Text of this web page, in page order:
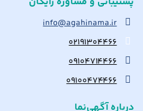
info@agahinama.ir
۰۲۱۹۱۳۰۴۴۶۶
۰۹۱۰۴۷۱۴۴۶۶
۰۹۱۰۰۴۷۴۴۶۶
درباره آگهی‌نما